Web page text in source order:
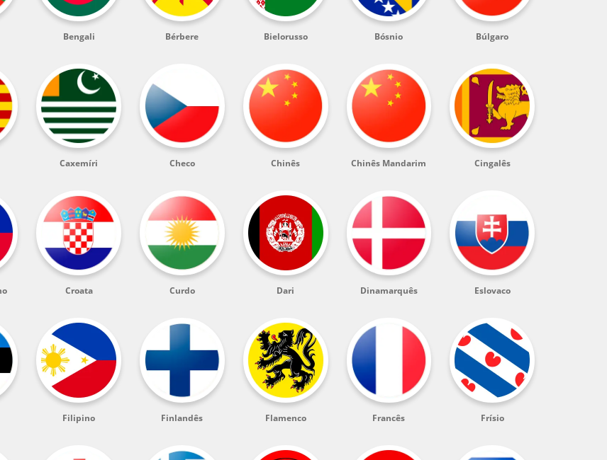
Bengali Bérbere Bielorusso Bósnio Búlgaro
Caxemíri Checo Chinês Chinês Mandarim Cingalês
Croata Curdo Dari Dinamarquês Eslovaco
Filipino Finlandês Flamenco Francês Frísio